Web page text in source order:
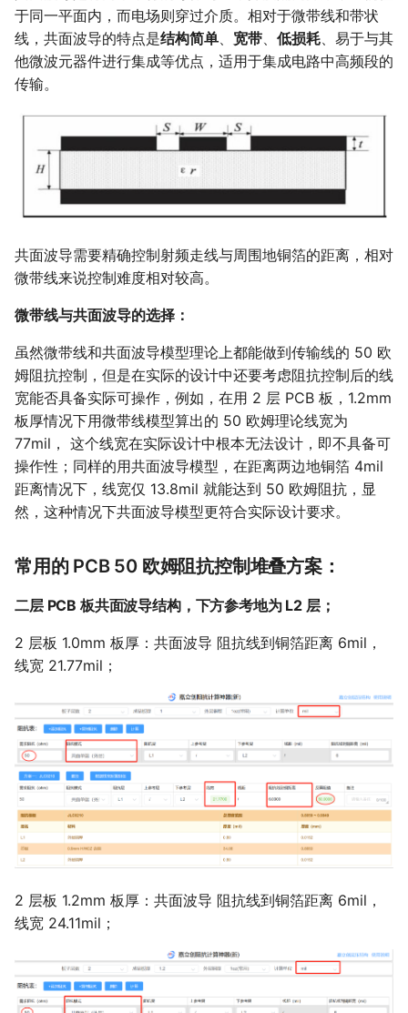
于同一平面内，而电场则穿过介质。相对于微带线和带状
线，共面波导的特点是结构简单 宽带 低损耗 、易于与其
他微波元器件进行集成等优点，适用于集成电路中高频段的
传输。
共面波导需要精确控制射频走线与周围地铜箔的距离，相对
微带线来说控制难度相对较高。
微带线与共面波导的选择：
虽然微带线和共面波导模型理论上都能做到传输线的 50 欧
姆阻抗控制，但是在实际的设计中还要考虑阻抗控制后的线
宽能否具备实际可操作，例如，在用 2 层 PCB 板，1.2mm
板厚情况下用微带线模型算出的 50 欧姆理论线宽为
77mil， 这个线宽在实际设计中根本无法设计，即不具备可
操作性；同样的用共面波导模型，在距离两边地铜箔 4mil
距离情况下，线宽仅 13.8mil 就能达到 50 欧姆阻抗，显
然，这种情况下共面波导模型更符合实际设计要求。
常用的 PCB 50 欧姆阻抗控制堆叠方案：
二层 PCB 板共面波导结构，下方参考地为 L2 层；
2 层板 1.0mm 板厚：共面波导 阻抗线到铜箔距离 6mil，
线宽 21.77mil；
2 层板 1.2mm 板厚：共面波导 阻抗线到铜箔距离 6mil，
线宽 24.11mil；